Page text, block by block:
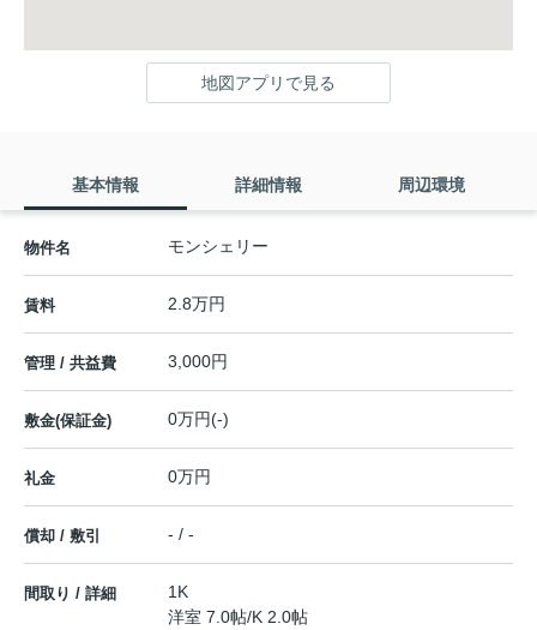
地図アプリで見る
基本情報 詳細情報 周辺環境
物件名 モンシェリー
賃料 2.8万円
管理 / 共益費 3,000円
敷金(保証金) 0万円(-)
礼金 0万円
償却 / 敷引 - / -
間取り / 詳細
1K
洋室 7.0帖/K 2.0帖